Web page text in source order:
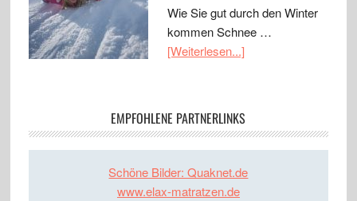
Wie Sie gut durch den Winter
kommen Schnee …
[Weiterlesen...]
EMPFOHLENE PARTNERLINKS
Schöne Bilder: Quaknet.de
www.elax-matratzen.de